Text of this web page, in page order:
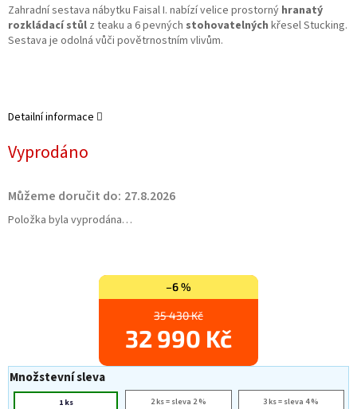
35 430 Kč
–6 %
32 990 Kč
Vyprodáno
Můžeme doručit do: 27.8.2026
Položka byla vyprodána…
Množstevní sleva
1 ks 2 ks = sleva 2 % 3 ks = sleva 4 %
Zahradní sestava nábytku Faisal I. nabízí velice prostorný hranatý
rozkládací stůl z teaku a 6 pevných stohovatelných křesel Stucking.
Sestava je odolná vůči povětrnostním vlivům.
Detailní informace